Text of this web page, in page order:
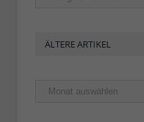
ÄLTERE ARTIKEL
Ältere
Artikel